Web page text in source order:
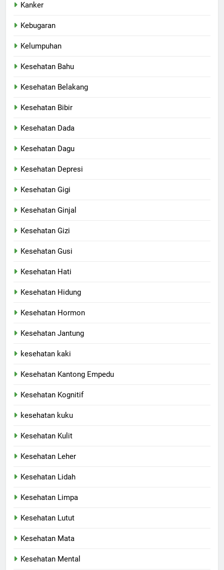
Kanker
Kebugaran
Kelumpuhan
Kesehatan Bahu
Kesehatan Belakang
Kesehatan Bibir
Kesehatan Dada
Kesehatan Dagu
Kesehatan Depresi
Kesehatan Gigi
Kesehatan Ginjal
Kesehatan Gizi
Kesehatan Gusi
Kesehatan Hati
Kesehatan Hidung
Kesehatan Hormon
Kesehatan Jantung
kesehatan kaki
Kesehatan Kantong Empedu
Kesehatan Kognitif
kesehatan kuku
Kesehatan Kulit
Kesehatan Leher
Kesehatan Lidah
Kesehatan Limpa
Kesehatan Lutut
Kesehatan Mata
Kesehatan Mental